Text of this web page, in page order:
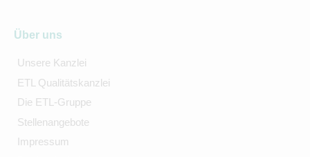
Über uns
Unsere Kanzlei
ETL Qualitätskanzlei
Die ETL-Gruppe
Stellenangebote
Impressum